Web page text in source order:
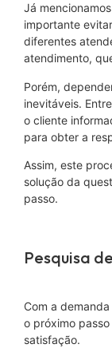
Já
importante
diferentes
atendimento,
Porém,
inevitáveis.
o cliente
para obter a
Assim, este
solução da
passo.
Pesquisa
Com a
o próximo
satisfação.